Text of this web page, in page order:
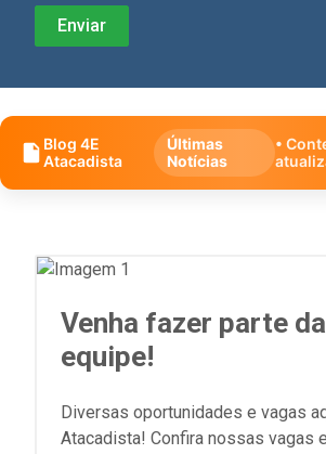
Blog 4E
Atacadista
Últimas
Notícias
•
Venha fazer parte
equipe!
Diversas oportunidades e vagas
Atacadista! Confira nossas vagas